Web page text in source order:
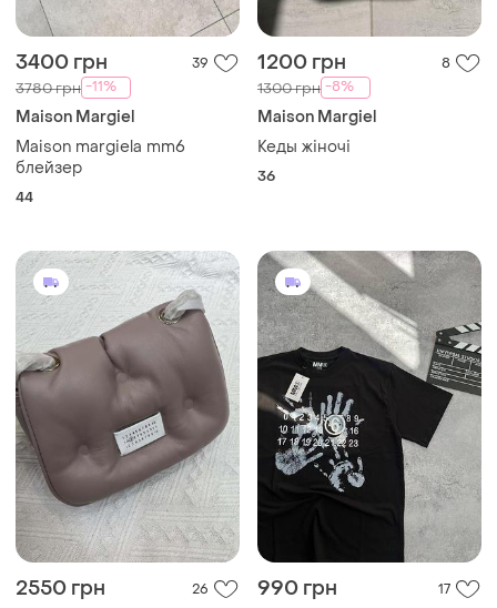
3400 грн 39
3780 грн -11%
Maison Margiel
Maison margiela mm6
блейзер
44
1200 грн 8
1300 грн -8%
Maison Margiel
Кеды жіночі
36
2550 грн 26 990 грн 17